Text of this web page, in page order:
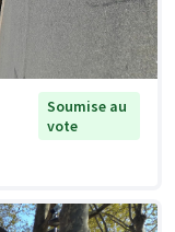
Soumise au
vote